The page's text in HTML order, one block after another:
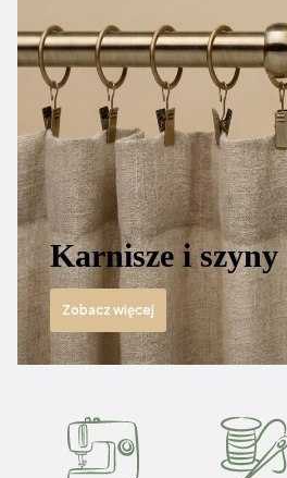
Karnisze i szyny
Zobacz więcej